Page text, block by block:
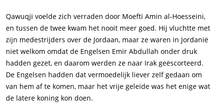
Qawuqji voelde zich verraden door Moefti Amin al-Hoesseini,
en tussen de twee kwam het nooit meer goed. Hij vluchtte met
zijn medestrijders over de Jordaan, maar ze waren in Jordanië
niet welkom omdat de Engelsen Emir Abdullah onder druk
hadden gezet, en daarom werden ze naar Irak geëscorteerd.
De Engelsen hadden dat vermoedelijk liever zelf gedaan om
van hem af te komen, maar het vrije geleide was het enige wat
de latere koning kon doen.